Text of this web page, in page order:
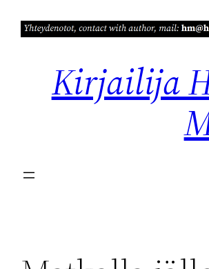
sisältöön
Kirjailija